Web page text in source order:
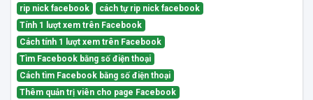
rip nick facebook
cách tự rip nick facebook
Tính 1 lượt xem trên Facebook
Cách tính 1 lượt xem trên Facebook
Tìm Facebook bằng số điện thoại
Cách tìm Facebook bằng số điện thoại
Thêm quản trị viên cho page Facebook